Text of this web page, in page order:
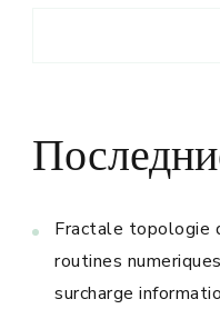
Fractale topologie
routines
surcharge